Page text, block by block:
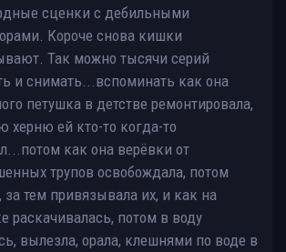
сценки с дебильными
Короче снова кишки
Так можно тысячи серий
и снимать...вспоминать как она
петушка в детстве ремонтировала,
херню ей кто-то когда-то
как она верёвки от
трупов освобождала, потом
за тем привязывала их, и как на
раскачивалась, потом в воду
вылезла, орала, клешнями по воде в